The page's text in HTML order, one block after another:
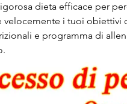
dieta efficace per
velocemente i tuoi obiettivi
e programma di